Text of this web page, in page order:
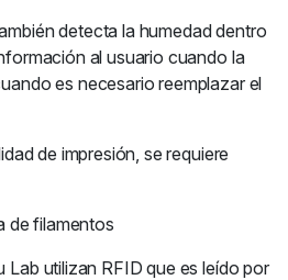
detecta la humedad dentro
al usuario cuando la
es necesario reemplazar el
de impresión, se requiere
de filamentos
Lab utilizan RFID que es leído por